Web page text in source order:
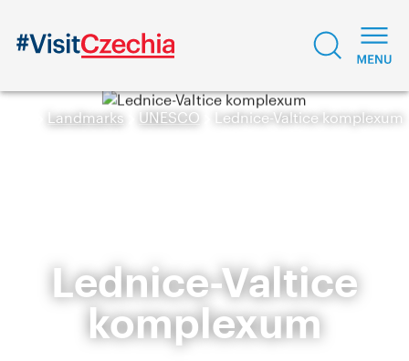
Landmarks UNESCO Lednice-Valtice komplexum
Lednice-Valtice
komplexum